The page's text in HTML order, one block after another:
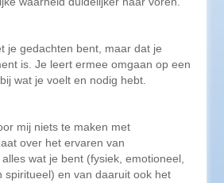
je gedachten bent, maar dat je
is. Je leert ermee omgaan op een
wat je voelt en nodig hebt.
mij niets te maken met
over het ervaren van
wat je bent (fysiek, emotioneel,
spiritueel) en van daaruit ook het